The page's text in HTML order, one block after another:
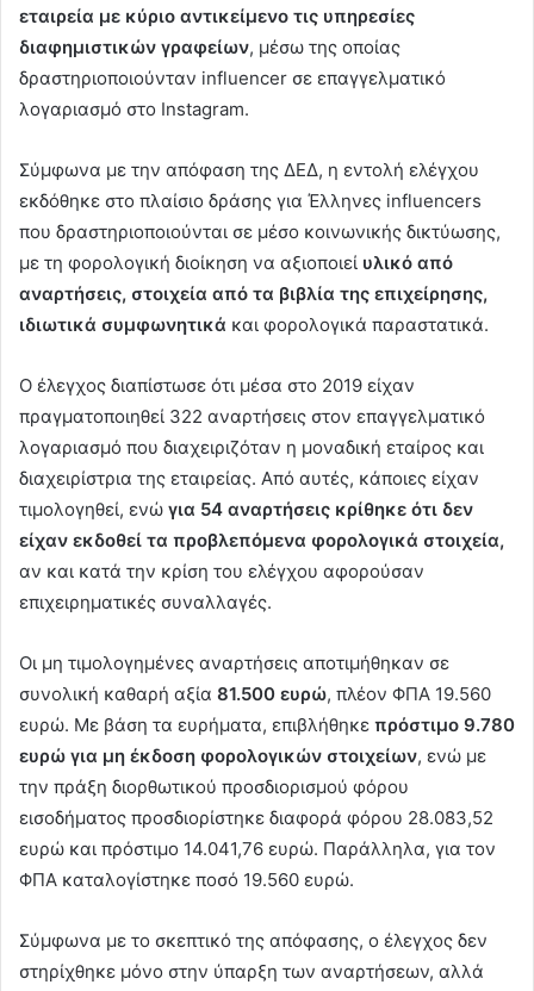
εταιρεία με κύριο αντικείμενο τις υπηρεσίες
διαφημιστικών γραφείων, μέσω της οποίας
δραστηριοποιούνταν influencer σε επαγγελματικό
λογαριασμό στο Instagram.
Σύμφωνα με την απόφαση της ΔΕΔ, η εντολή ελέγχου
εκδόθηκε στο πλαίσιο δράσης για Έλληνες influencers
που δραστηριοποιούνται σε μέσο κοινωνικής δικτύωσης,
με τη φορολογική διοίκηση να αξιοποιεί υλικό από
αναρτήσεις, στοιχεία από τα βιβλία της επιχείρησης,
ιδιωτικά συμφωνητικά και φορολογικά παραστατικά.
Ο έλεγχος διαπίστωσε ότι μέσα στο 2019 είχαν
πραγματοποιηθεί 322 αναρτήσεις στον επαγγελματικό
λογαριασμό που διαχειριζόταν η μοναδική εταίρος και
διαχειρίστρια της εταιρείας. Από αυτές, κάποιες είχαν
τιμολογηθεί, ενώ για 54 αναρτήσεις κρίθηκε ότι δεν
είχαν εκδοθεί τα προβλεπόμενα φορολογικά στοιχεία,
αν και κατά την κρίση του ελέγχου αφορούσαν
επιχειρηματικές συναλλαγές.
Οι μη τιμολογημένες αναρτήσεις αποτιμήθηκαν σε
συνολική καθαρή αξία 81.500 ευρώ, πλέον ΦΠΑ 19.560
ευρώ. Με βάση τα ευρήματα, επιβλήθηκε πρόστιμο 9.780
ευρώ για μη έκδοση φορολογικών στοιχείων, ενώ με
την πράξη διορθωτικού προσδιορισμού φόρου
εισοδήματος προσδιορίστηκε διαφορά φόρου 28.083,52
ευρώ και πρόστιμο 14.041,76 ευρώ. Παράλληλα, για τον
ΦΠΑ καταλογίστηκε ποσό 19.560 ευρώ.
Σύμφωνα με το σκεπτικό της απόφασης, ο έλεγχος δεν
στηρίχθηκε μόνο στην ύπαρξη των αναρτήσεων, αλλά